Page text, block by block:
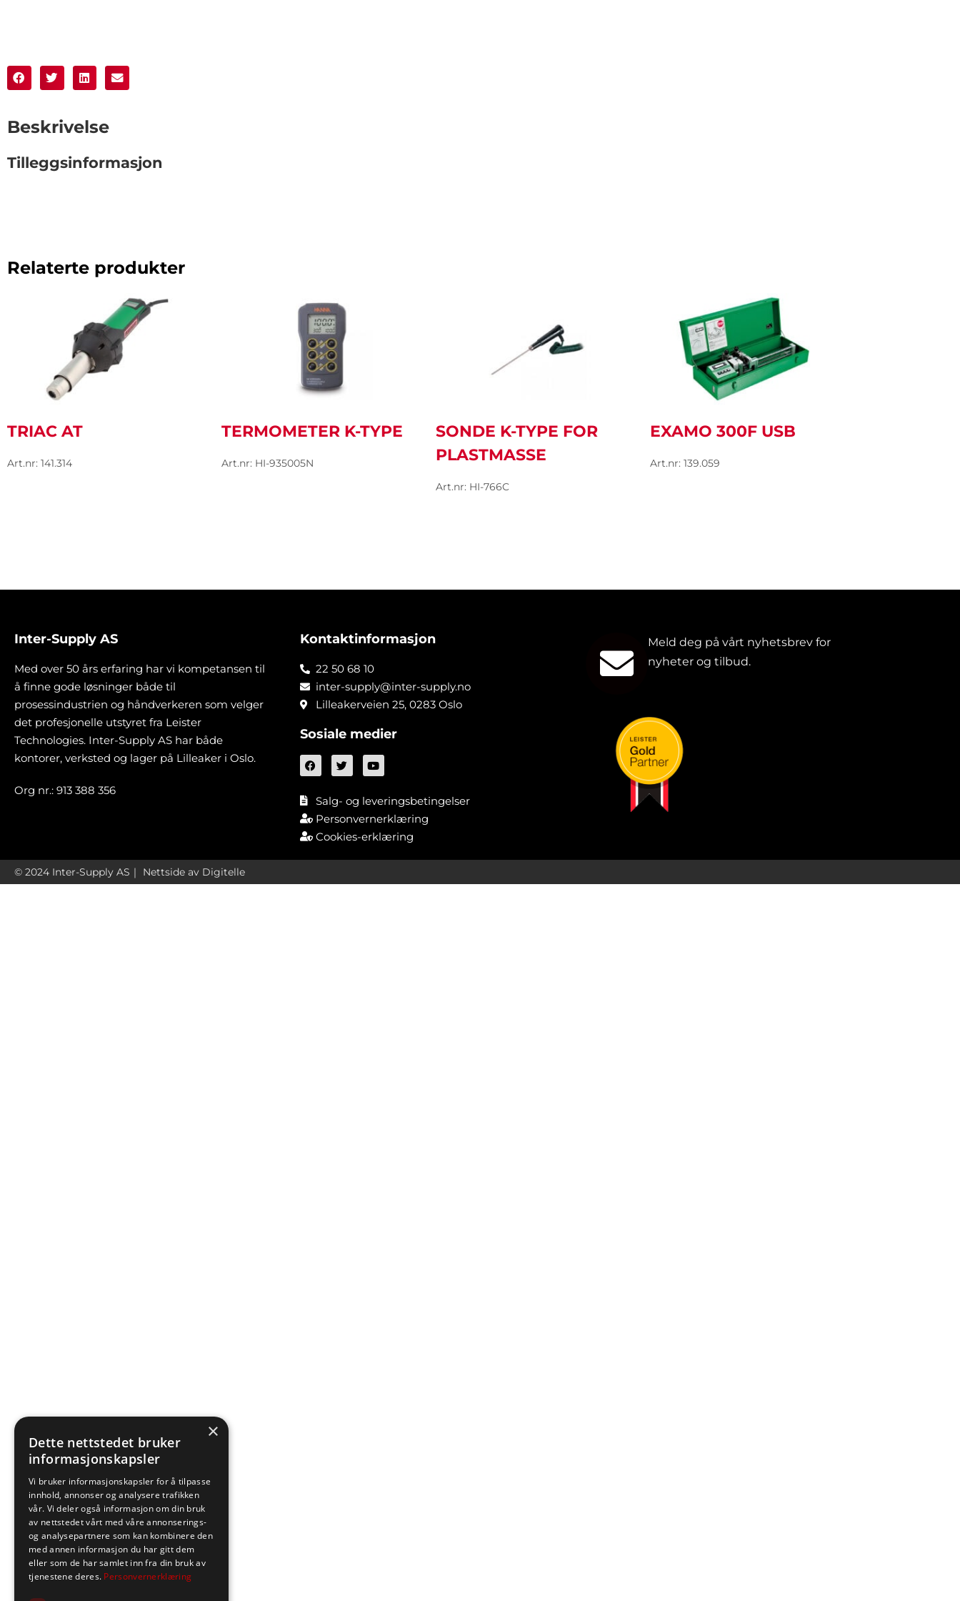
Beskrivelse
Tilleggsinformasjon
Relaterte produkter
TRIAC AT
Art.nr: 141.314
TERMOMETER K-TYPE
Art.nr: HI-935005N
SONDE K-TYPE FOR
PLASTMASSE
Art.nr: HI-766C
EXAMO 300F USB
Art.nr: 139.059
Inter-Supply AS
Med over 50 års erfaring har vi kompetansen til
å finne gode løsninger både til
prosessindustrien og håndverkeren som velger
det profesjonelle utstyret fra Leister
Technologies. Inter-Supply AS har både
kontorer, verksted og lager på Lilleaker i Oslo.
Org nr.: 913 388 356
Kontaktinformasjon
22 50 68 10
inter-supply@inter-supply.no
Lilleakerveien 25, 0283 Oslo
Sosiale medier
Salg- og leveringsbetingelser
Personvernerklæring
Cookies-erklæring
Meld deg på vårt nyhetsbrev for
nyheter og tilbud.
© 2024 Inter-Supply AS｜ Nettside av Digitelle
×
Dette nettstedet bruker
informasjonskapsler
Vi bruker informasjonskapsler for å tilpasse
innhold, annonser og analysere trafikken
vår. Vi deler også informasjon om din bruk
av nettstedet vårt med våre annonserings-
og analysepartnere som kan kombinere den
med annen informasjon du har gitt dem
eller som de har samlet inn fra din bruk av
tjenestene deres. Personvernerklæring